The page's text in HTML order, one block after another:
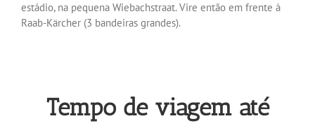
estádio, na pequena Wiebachstraat. Vire então em frente à
Raab-Kärcher (3 bandeiras grandes).
Tempo de viagem até